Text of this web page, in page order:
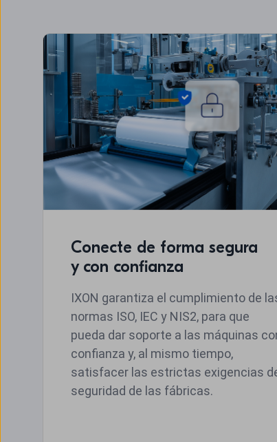
Conecte de forma segura
y con confianza
IXON garantiza el cumplimiento de
normas ISO, IEC y NIS2, para que
pueda dar soporte a las máquinas
confianza y, al mismo tiempo,
satisfacer las estrictas exigencias
seguridad de las fábricas.